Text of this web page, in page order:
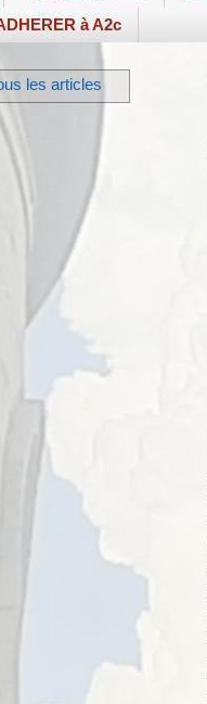
à A2c
les articles